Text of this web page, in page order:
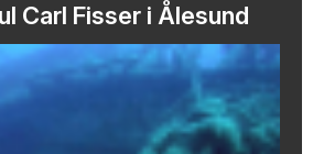
Carl Fisser i Ålesund